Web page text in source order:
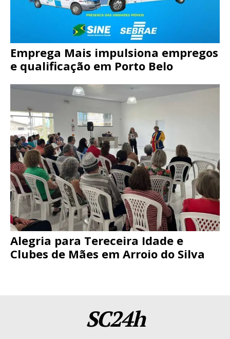
Emprega Mais impulsiona empregos
e qualificação em Porto Belo
Alegria para Tereceira Idade e
Clubes de Mães em Arroio do Silva
SC24h